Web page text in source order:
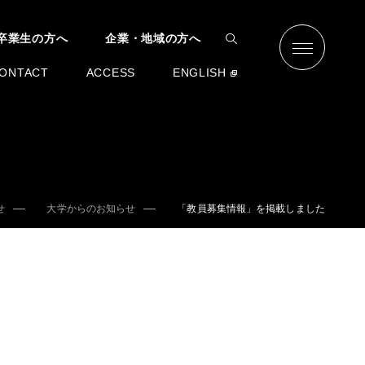
業生の方へ 企業・地域の方へ
ACCESS ENGLISH
大学からのお知らせ 「教員募集情報」を掲載しました